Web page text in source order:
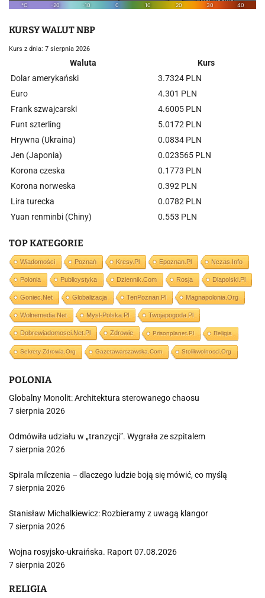
KURSY WALUT NBP
Kurs z dnia: 7 sierpnia 2026
Waluta
Kurs
Dolar amerykański
3.7324 PLN
Euro
4.301 PLN
Frank szwajcarski
4.6005 PLN
Funt szterling
5.0172 PLN
Hrywna (Ukraina)
0.0834 PLN
Jen (Japonia)
0.023565 PLN
Korona czeska
0.1773 PLN
Korona norweska
0.392 PLN
Lira turecka
0.0782 PLN
Yuan renminbi (Chiny)
0.553 PLN
TOP KATEGORIE
Wiadomości Poznań Kresy.pl Epoznan.pl Nczas.info
Polonia Publicystyka Dziennik.com Rosja Dlapolski.pl
Goniec.net Globalizacja TenPoznan.pl Magnapolonia.org
Wolnemedia.net Mysl-Polska.pl Twojapogoda.pl
Dobrewiadomosci.net.pl Zdrowie Prisonplanet.pl Religia
Sekrety-Zdrowia.org Gazetawarszawska.com Stolikwolnosci.org
POLONIA
Globalny Monolit: Architektura sterowanego chaosu
7 sierpnia 2026
Odmówiła udziału w „tranzycji”. Wygrała ze szpitalem
7 sierpnia 2026
Spirala milczenia – dlaczego ludzie boją się mówić, co myślą
7 sierpnia 2026
Stanisław Michalkiewicz: Rozbieramy z uwagą klangor
7 sierpnia 2026
Wojna rosyjsko-ukraińska. Raport 07.08.2026
7 sierpnia 2026
RELIGIA